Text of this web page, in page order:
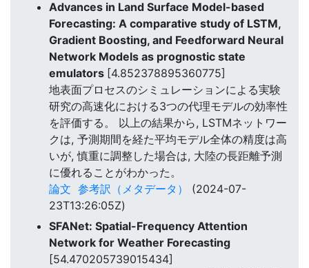
Advances in Land Surface Model-based
Forecasting: A comparative study of LSTM,
Gradient Boosting, and Feedforward Neural
Network Models as prognostic state
emulators [4.852378895360775]
地表面プロセスのシミュレーションによる実験
研究の高速化における3つの代理モデルの効率性
を評価する。 以上の結果から, LSTMネットワー
クは, 予測期間を経た平均モデル全体の精度は高
いが, 慎重に調整した場合は, 大陸の長距離予測
に優れることがわかった。
論文 参考訳（メタデータ）
(2024-07-
23T13:26:05Z)
SFANet: Spatial-Frequency Attention
Network for Weather Forecasting
[54.470205739015434]